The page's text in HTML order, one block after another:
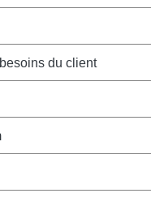
du client